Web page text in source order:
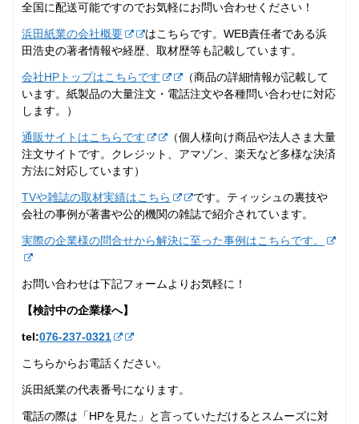
全国に配送可能ですのでお気軽にお問い合わせください！
浜田紙業の会社概要
はこちらです。WEB責任者である浜
田浩史の著者情報や経歴、取材歴等も記載しています。
会社HPトップはこちらです
（商品の詳細情報が記載して
います。紙製品の大量注文・電話注文や各種問い合わせに対応
します。）
通販サイトはこちらです
（個人様向け商品や法人さま大量
注文サイトです。クレジット、アマゾン、楽天など多様な決済
方法に対応しています）
TVや雑誌の取材実績はこちら
です。ティッシュの裏技や
会社の事例が著書や公的機関の雑誌で紹介されています。
実際の企業様の問合せから解決に至った事例はこちらです。
お問い合わせは下記フォームよりお気軽に！
【検討中の企業様へ】
tel:076-237‐0321
こちらからお電話ください。
浜田紙業の代表番号になります。
電話の際は「HPを見た」と言っていただけるとスムーズに対